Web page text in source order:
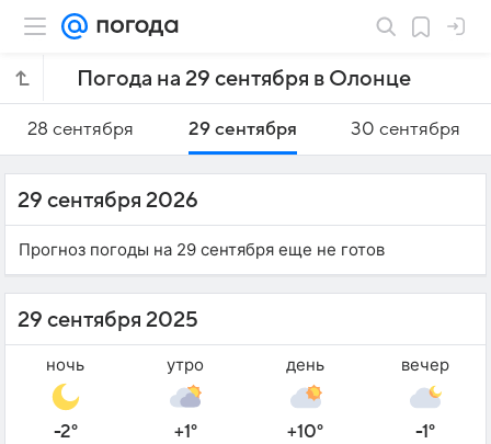
Погода на 29 сентября в Олонце
28 сентября 29 сентября 30 сентября
29 сентября 2026
Прогноз погоды на 29 сентября еще не готов
29 сентября 2025
ночь
-2°
утро
+1°
день
+10°
вечер
-1°